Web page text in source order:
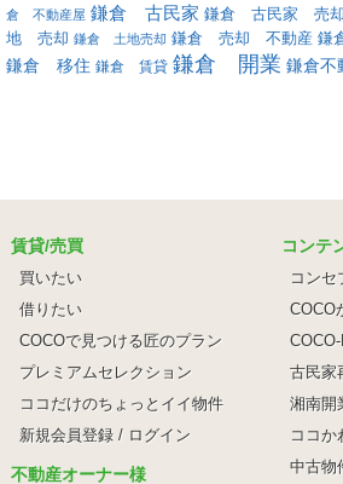
倉 不動産屋 鎌倉 古民家 鎌倉 古民家 売却
地 売却 鎌倉 土地売却 鎌倉 売却 不動産 鎌
鎌倉 移住 鎌倉 賃貸 鎌倉 開業 鎌倉不
賃貸/売買
買いたい
借りたい
COCOで見つける匠のプラン
プレミアムセレクション
ココだけのちょっとイイ物件
新規会員登録 / ログイン
不動産オーナー様
コンテ
コンセ
COCO
COCO-
古民家
湘南開
ココか
中古物